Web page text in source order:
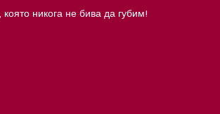
никога не бива да губим!